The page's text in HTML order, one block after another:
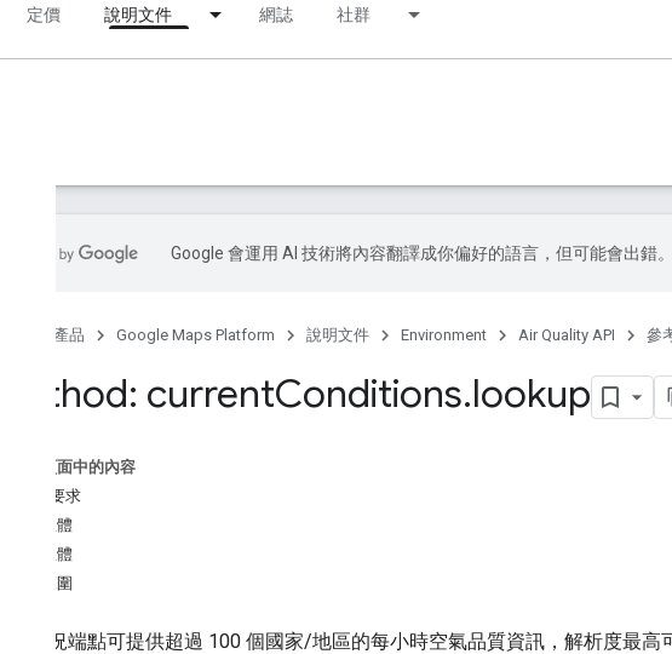
定價 說明文件 網誌 社群
Google 會運用 AI 技術將內容翻譯成你偏好的語言，但可能會出錯
產品 Google Maps Platform 說明文件 Environment Air Quality API 參
Method: currentConditions.lookup
這個頁面中的內容
HTTP 要求
要求主體
回應主體
授權範圍
目前狀況端點可提供超過 100 個國家/地區的每小時空氣品質資訊，解析度最